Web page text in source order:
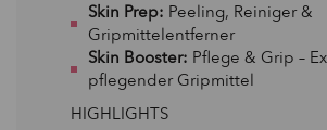
Skin Prep: Peeling, Reiniger &
Gripmittelentferner
Skin Booster: Pflege & Grip –
pflegender Gripmittel
HIGHLIGHTS